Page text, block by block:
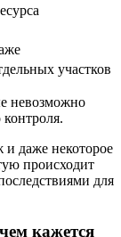
участков
невозможно
даже некоторое
происходит
для
кажется